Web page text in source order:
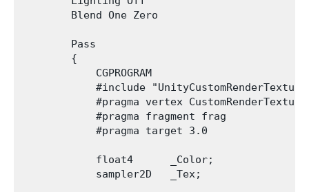
        Blend One Zero
        Pass
        {
            CGPROGRAM
#include
#pragma vertex
            #pragma fragment frag
            #pragma target 3.0
            float4      _Color;
            sampler2D   _Tex;